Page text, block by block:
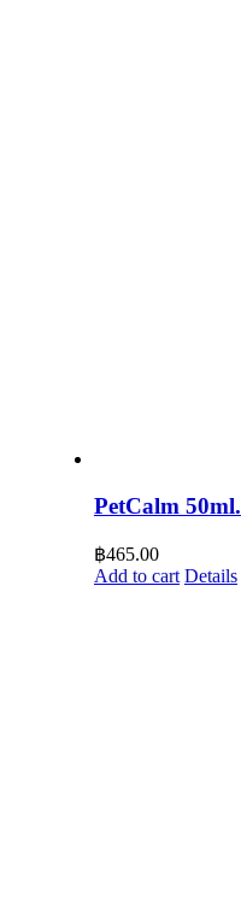
PetCalm 50ml.
฿465.00
Add to cart Details